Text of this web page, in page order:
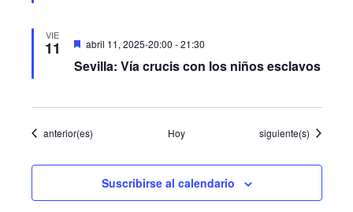
VIE
11
Sevilla: Vía crucis con los niños esclavos
Destacado
abril 11, 2025-20:00 -21:30
Eventos
anterior(es) Hoy Eventos
siguiente(s)
Suscribirse al calendario